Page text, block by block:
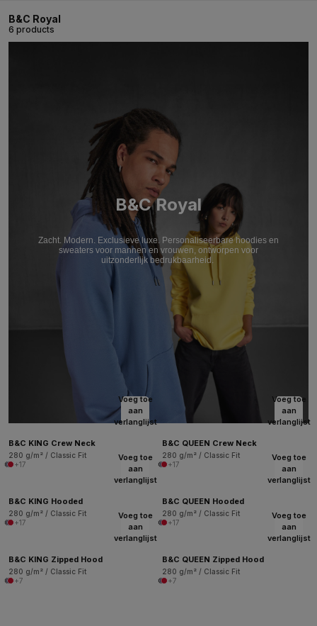
B&C Royal
6 products
B&C Royal
Zacht. Modern. Exclusieve luxe. Personaliseerbare hoodies en
sweaters voor mannen en vrouwen, ontworpen voor
uitzonderlijk bedrukbaarheid.
Voeg toe
aan
verlanglijst
B&C KING Crew Neck
280 g/m² / Classic Fit
+17
Voeg toe
aan
verlanglijst
B&C QUEEN Crew Neck
280 g/m² / Classic Fit
+17
Voeg toe
aan
verlanglijst
B&C KING Hooded
280 g/m² / Classic Fit
+17
Voeg toe
aan
verlanglijst
B&C QUEEN Hooded
280 g/m² / Classic Fit
+17
Voeg toe
aan
verlanglijst
B&C KING Zipped Hood
280 g/m² / Classic Fit
+7
Voeg toe
aan
verlanglijst
B&C QUEEN Zipped Hood
280 g/m² / Classic Fit
+7